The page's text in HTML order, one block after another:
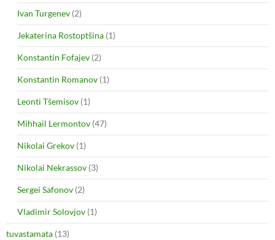
Ivan Turgenev (2)
Jekaterina Rostoptšina (1)
Konstantin Fofajev (2)
Konstantin Romanov (1)
Leonti Tšemisov (1)
Mihhail Lermontov (47)
Nikolai Grekov (1)
Nikolai Nekrassov (3)
Sergei Safonov (2)
Vladimir Solovjov (1)
tuvastamata (13)